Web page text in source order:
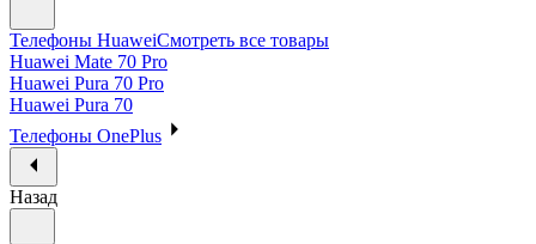
Телефоны HuaweiСмотреть все товары
Huawei Mate 70 Pro
Huawei Pura 70 Pro
Huawei Pura 70
Телефоны OnePlus
Назад